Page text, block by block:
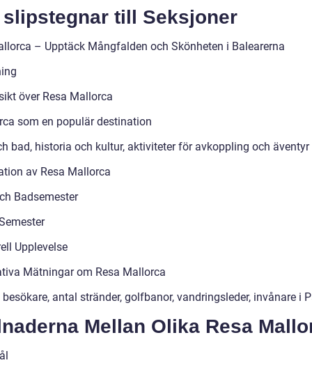
slipstegnar till Seksjoner
– Upptäck Mångfalden och Skönheten i Balearerna
över Resa Mallorca
som en populär destination
bad, historia och kultur, aktiviteter för avkoppling och äventyr
av Resa Mallorca
Badsemester
Upplevelse
Mätningar om Resa Mallorca
antal stränder, golfbanor, vandringsleder, invånare i
Mellan Olika Resa